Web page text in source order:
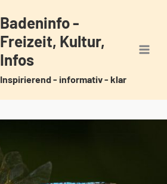
Badeninfo -
Freizeit, Kultur,
Infos
Inspirierend - informativ - klar